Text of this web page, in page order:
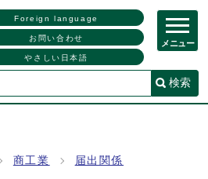
Foreign language
お問い合わせ
やさしい日本語
検索
メニュー
商工業 届出関係